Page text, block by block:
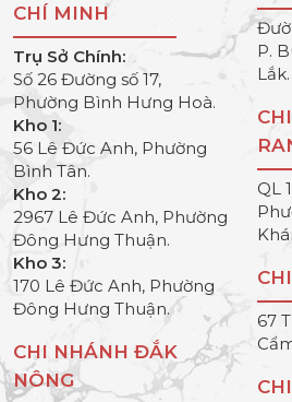
CHÍ MINH
Trụ Sở Chính:
Số 26 Đường số 17,
Phường Bình Hưng Hoà.
Kho 1:
56 Lê Đức Anh, Phường
Bình Tân.
Kho 2:
2967 Lê Đức Anh, Phường
Đông Hưng Thuận.
Kho 3:
170 Lê Đức Anh, Phường
Đông Hưng Thuận.
CHI NHÁNH ĐẮK
NÔNG
P.
Lắk.
QL
67